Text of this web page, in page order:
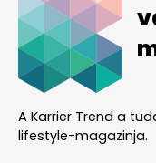
A Karrier Trend a
lifestyle-magazinja.